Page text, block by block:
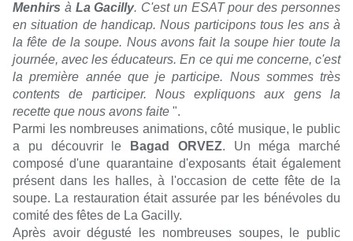
Menhirs à La Gacilly. C'est un ESAT pour des personnes
en situation de handicap. Nous participons tous les ans à
la fête de la soupe. Nous avons fait la soupe hier toute la
journée, avec les éducateurs. En ce qui me concerne, c'est
la première année que je participe. Nous sommes très
contents de participer. Nous expliquons aux gens la
recette que nous avons faite ".
Parmi les nombreuses animations, côté musique, le public
a pu découvrir le
Bagad ORVEZ. Un méga marché
composé d'une quarantaine d'exposants était également
présent dans les halles, à l'occasion de cette fête de la
soupe. La restauration était assurée par les bénévoles du
comité des fêtes de La Gacilly.
Après avoir dégusté les nombreuses soupes, le public